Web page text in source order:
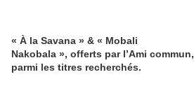
« À la Savana » & « Mobali
Nakobala », offerts par l’Ami commun,
parmi les titres recherchés.